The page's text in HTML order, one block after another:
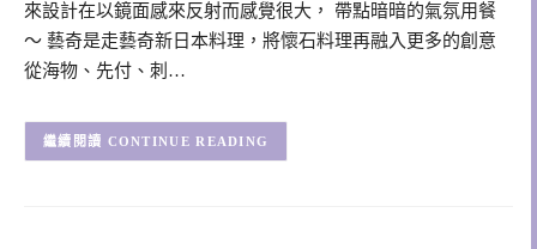
來設計在以鏡面感來反射而感覺很大， 帶點暗暗的氣氛用餐
～ 藝奇是走藝奇新日本料理，將懷石料理再融入更多的創意
從海物、先付、刺…
CONTINUE READING